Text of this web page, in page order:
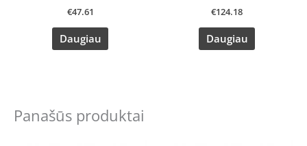
€47.61
Daugiau
€124.18
Daugiau
Panašūs produktai